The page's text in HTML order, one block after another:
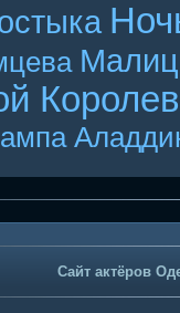
Сайт актёров